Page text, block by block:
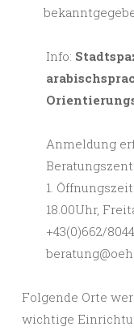
Info:
Anmeldung
1.
18.00Uhr,
+43(0)662/
Folgende Orte
wichtige